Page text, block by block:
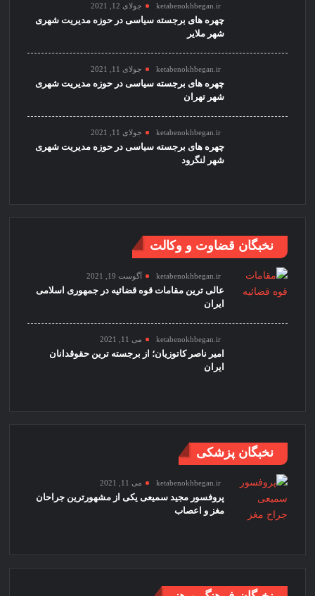
ketabenokhbegan.ir جولای 12, 2021
چهره های برجسته سیاسی در حوزه مدیریت شهری
شهر ملایر
ketabenokhbegan.ir جولای 11, 2021
چهره های برجسته سیاسی در حوزه مدیریت شهری
شهر تهران
ketabenokhbegan.ir جولای 11, 2021
چهره های برجسته سیاسی در حوزه مدیریت شهری
شهر لنگرود
نخبگان قضاوت و وکالت
ketabenokhbegan.ir آگوست 19, 2021
عالی ترین مقامات قوه قضائیه در جمهوری اسلامی
ایران
ketabenokhbegan.ir می 11, 2021
امیر ناصر کاتوزیان؛ از برجسته ترین حقوقدانان
ایران
نخبگان پزشکی
ketabenokhbegan.ir می 11, 2021
پروفسور مجید سمیعی یکی از مشهورترین جراحان
مغز و اعصاب